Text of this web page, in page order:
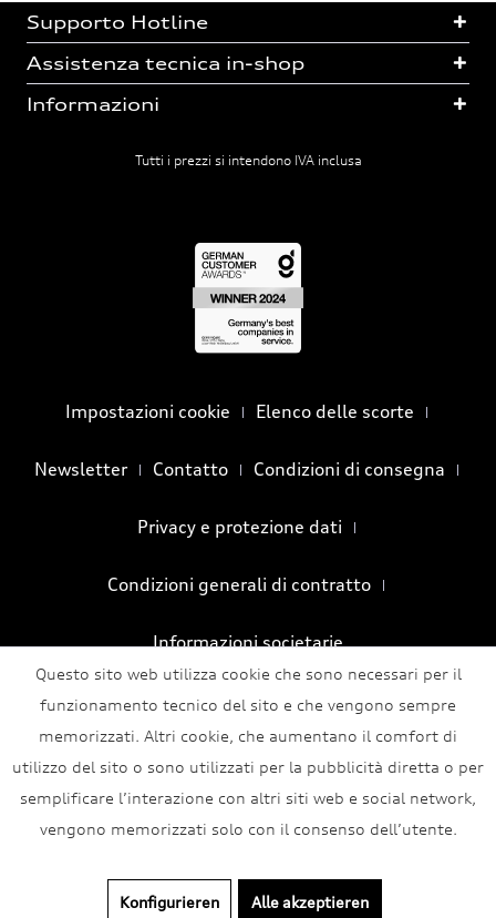
Supporto Hotline
Assistenza tecnica in-shop
Informazioni
Tutti i prezzi si intendono IVA inclusa
Impostazioni cookie Elenco delle scorte
Newsletter Contatto Condizioni di consegna
Privacy e protezione dati
Condizioni generali di contratto
Informazioni societarie
Questo sito web utilizza cookie che sono necessari per il
funzionamento tecnico del sito e che vengono sempre
memorizzati. Altri cookie, che aumentano il comfort di
utilizzo del sito o sono utilizzati per la pubblicità diretta o per
semplificare l’interazione con altri siti web e social network,
vengono memorizzati solo con il consenso dell’utente.
Konfigurieren Alle akzeptieren